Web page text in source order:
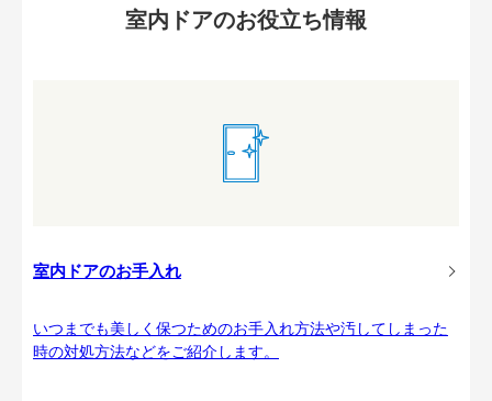
室内ドアのお役立ち情報
室内ドアのお手入れ
いつまでも美しく保つためのお手入れ方法や汚してしまった
時の対処方法などをご紹介します。